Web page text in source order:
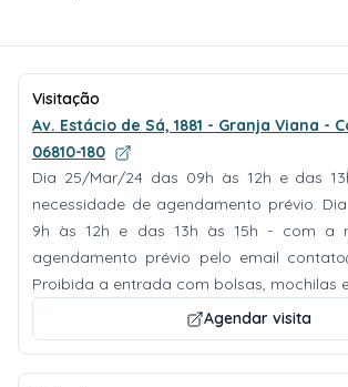
Visitação
Av. Estácio de Sá, 1881 - Granja Viana -
06810-180
Dia 25/Mar/24 das 09h às 12h e das
necessidade de agendamento prévio.
9h às 12h e das 13h às 15h - com a
agendamento prévio pelo email
Proibida a entrada com bolsas, mochilas
Agendar visita